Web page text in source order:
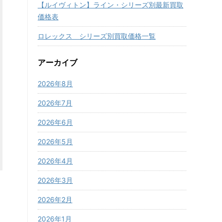
【ルイヴィトン】ライン・シリーズ別最新買取
価格表
ロレックス シリーズ別買取価格一覧
アーカイブ
2026年8月
2026年7月
2026年6月
2026年5月
2026年4月
2026年3月
2026年2月
2026年1月